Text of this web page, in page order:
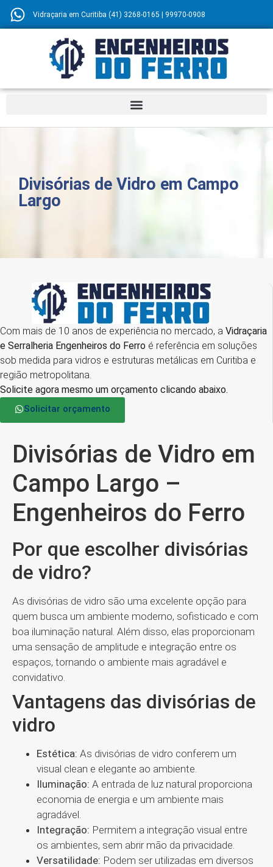
Vidraçaria em Curitiba (41) 3268-0165 | 99970-0908
Divisórias de Vidro em Campo
Largo
Com mais de 10 anos de experiência no mercado, a Vidraçaria
e Serralheria Engenheiros do Ferro é referência em soluções
sob medida para vidros e estruturas metálicas em Curitiba e
região metropolitana.
Solicite agora mesmo um orçamento clicando abaixo.
Solicitar orçamento
Divisórias de Vidro em
Campo Largo –
Engenheiros do Ferro
Por que escolher divisórias
de vidro?
As divisórias de vidro são uma excelente opção para
quem busca um ambiente moderno, sofisticado e com
boa iluminação natural. Além disso, elas proporcionam
uma sensação de amplitude e integração entre os
espaços, tornando o ambiente mais agradável e
convidativo.
Vantagens das divisórias de
vidro
Estética: As divisórias de vidro conferem um
visual clean e elegante ao ambiente.
Iluminação: A entrada de luz natural proporciona
economia de energia e um ambiente mais
agradável.
Integração: Permitem a integração visual entre
os ambientes, sem abrir mão da privacidade.
Versatilidade: Podem ser utilizadas em diversos